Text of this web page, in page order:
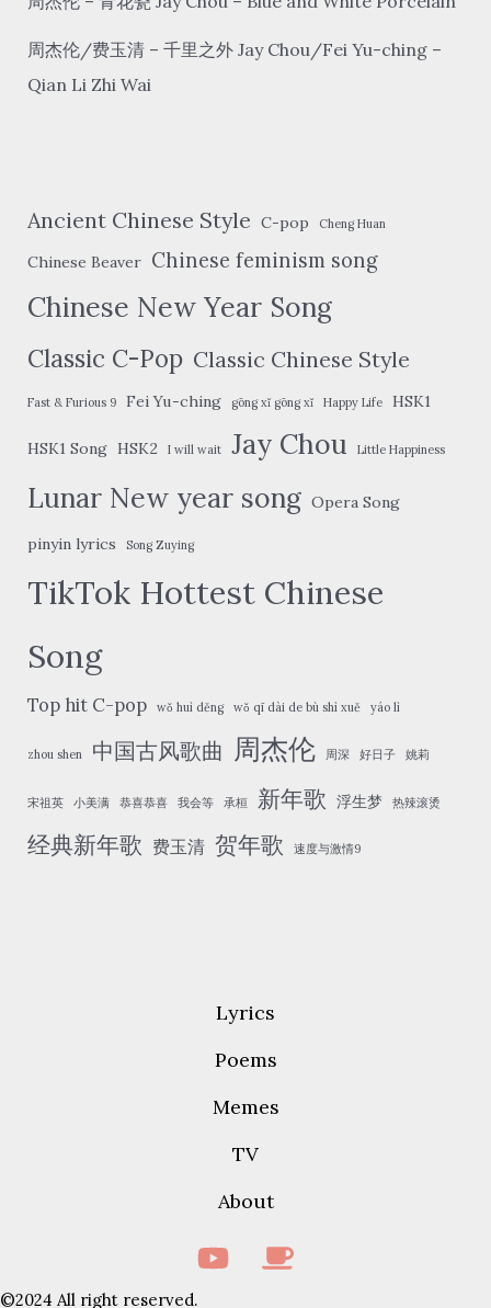
forward
to is
周杰伦/费玉清 – 千里之外 Jay Chou/Fei Yu-ching –
Qian Li Zhi Wai
Ancient Chinese Style C-pop Cheng Huan
Chinese Beaver Chinese feminism song
Chinese New Year Song
Classic C-Pop Classic Chinese Style
Fast & Furious 9 Fei Yu-ching gōng xǐ gōng xǐ Happy Life HSK1
HSK1 Song HSK2 I will wait Jay Chou Little Happiness
Lunar New year song Opera Song
pinyin lyrics Song Zuying
TikTok Hottest Chinese
Song
Top hit C-pop wǒ huì děng wǒ qī dài de bù shì xuě yáo lì
zhou shen 中国古风歌曲 周杰伦 周深 好日子 姚莉
宋祖英 小美满 恭喜恭喜 我会等 承桓 新年歌 浮生梦 热辣滚烫
经典新年歌 费玉清 贺年歌 速度与激情9
Lyrics
Poems
Memes
TV
About
©2024 All right reserved.